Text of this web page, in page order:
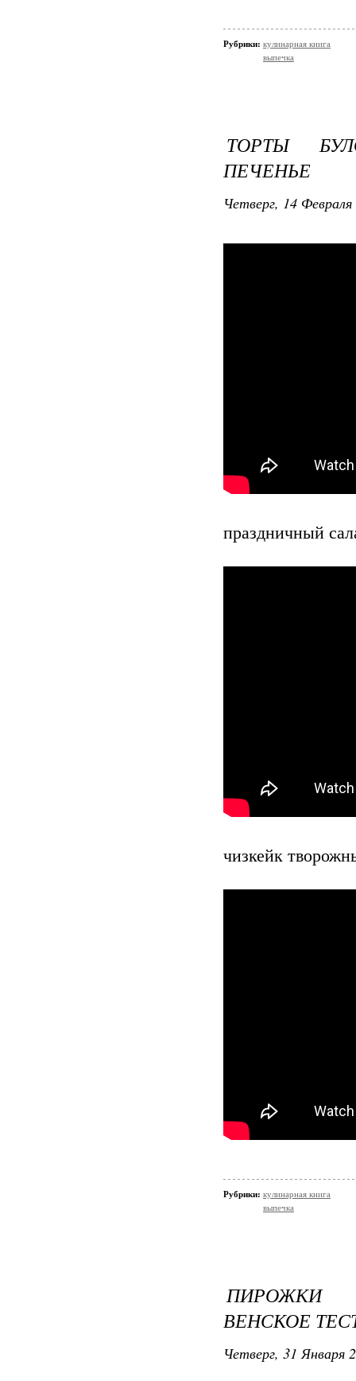
Рубрики: кулинарная книга
выпечка
ТОРТЫ
ПЕЧЕНЬЕ
Четверг, 14
праздничный
чизкейк
Рубрики: кулинарная книга
выпечка
ПИРОЖКИ
ВЕНСКОЕ
Четверг, 31 Января